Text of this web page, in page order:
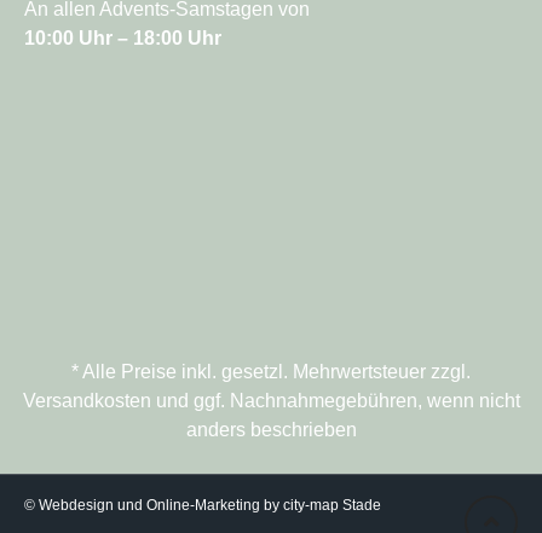
An allen Advents-Samstagen von
10:00 Uhr – 18:00 Uhr
* Alle Preise inkl. gesetzl. Mehrwertsteuer zzgl.
Versandkosten und ggf. Nachnahmegebühren, wenn nicht
anders beschrieben
© Webdesign und Online-Marketing by city-map Stade